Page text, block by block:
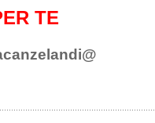
TE